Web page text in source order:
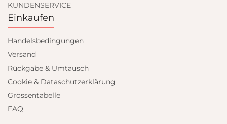
KUNDENSERVICE
Einkaufen
Handelsbedingungen
Versand
Rückgabe & Umtausch
Cookie & Dataschutzerklärung
Grössentabelle
FAQ